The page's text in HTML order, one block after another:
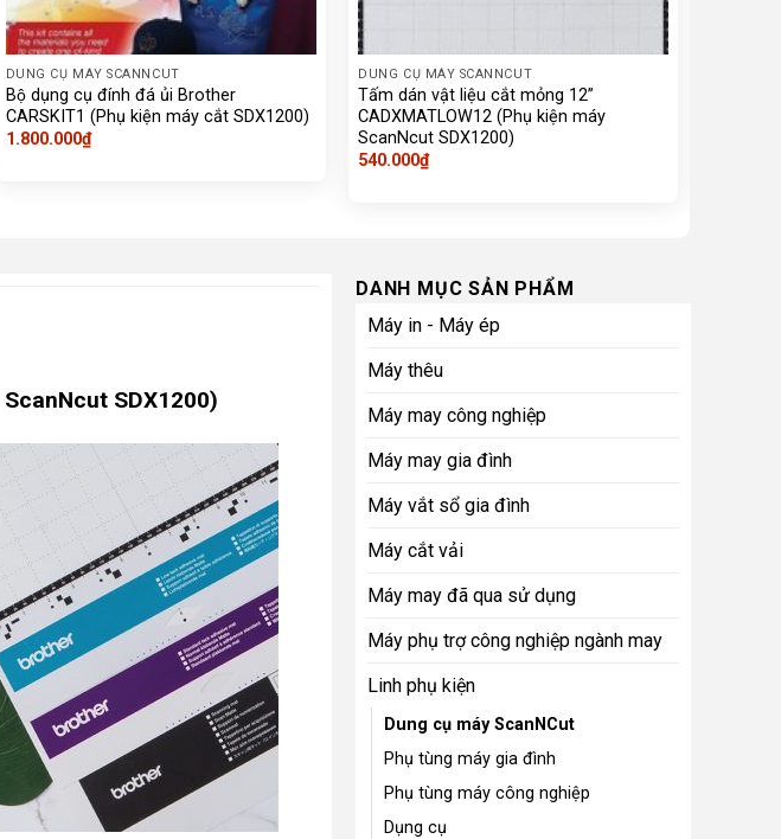
DUNG CỤ MÁY SCANNCUT
Bộ dụng cụ đính đá ủi Brother
CARSKIT1 (Phụ kiện máy cắt SDX1200)
1.800.000₫
DUNG CỤ MÁY SCANNCUT
Tấm dán vật liệu cắt mỏng 12”
CADXMATLOW12 (Phụ kiện máy
ScanNcut SDX1200)
540.000₫
SDX1200)
DANH MỤC SẢN PHẨM
Máy in - Máy ép
Máy thêu
Máy may công nghiệp
Máy may gia đình
Máy vắt sổ gia đình
Máy cắt vải
Máy may đã qua sử dụng
Máy phụ trợ công nghiệp ngành may
Linh phụ kiện
Dung cụ máy ScanNCut
Phụ tùng máy gia đình
Phụ tùng máy công nghiệp
Dụng cụ